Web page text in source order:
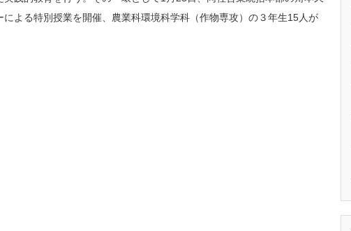
よる特別授業を開催、農業科環境科学科（作物専攻）の３年生15人が